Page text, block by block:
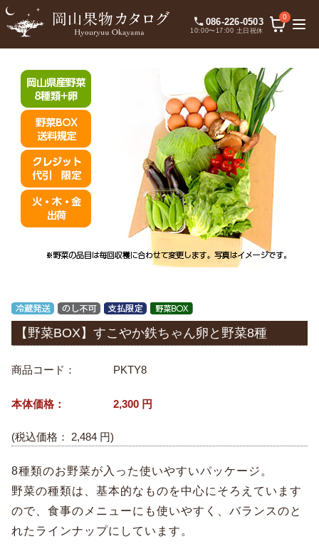
086-226-0503
10:00〜17:00 土日祝休
0
【野菜BOX】すこやか鉄ちゃん卵と野菜8種
商品コード： PKTY8
本体価格： 2,300円
(税込価格： 2,484 円)
8種類のお野菜が入った使いやすいパッケージ。
野菜の種類は、基本的なものを中心にそろえています
ので、食事のメニューにも使いやすく、バランスのと
れたラインナップにしています。